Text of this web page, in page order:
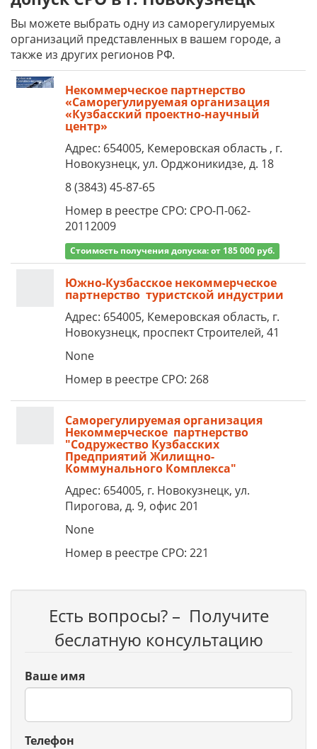
Вы можете выбрать одну из саморегулируемых
организаций представленных в вашем городе, а
также из других регионов РФ.
Некоммерческое партнерство
«Саморегулируемая организация
«Кузбасский проектно-научный
центр»
Адрес: 654005, Кемеровская область , г.
Новокузнецк, ул. Орджоникидзе, д. 18
8 (3843) 45-87-65
Номер в реестре СРО: СРО-П-062-
20112009
Стоимость получения допуска: от 185 000 руб.
Южно-Кузбасское некоммерческое
партнерство туристской индустрии
Адрес: 654005, Кемеровская область, г.
Новокузнецк, проспект Строителей, 41
None
Номер в реестре СРО: 268
Саморегулируемая организация
Некоммерческое партнерство
"Содружество Кузбасских
Предприятий Жилищно-
Коммунального Комплекса"
Адрес: 654005, г. Новокузнецк, ул.
Пирогова, д. 9, офис 201
None
Номер в реестре СРО: 221
Есть вопросы? – Получите
беслатную консультацию
Ваше имя
Телефон